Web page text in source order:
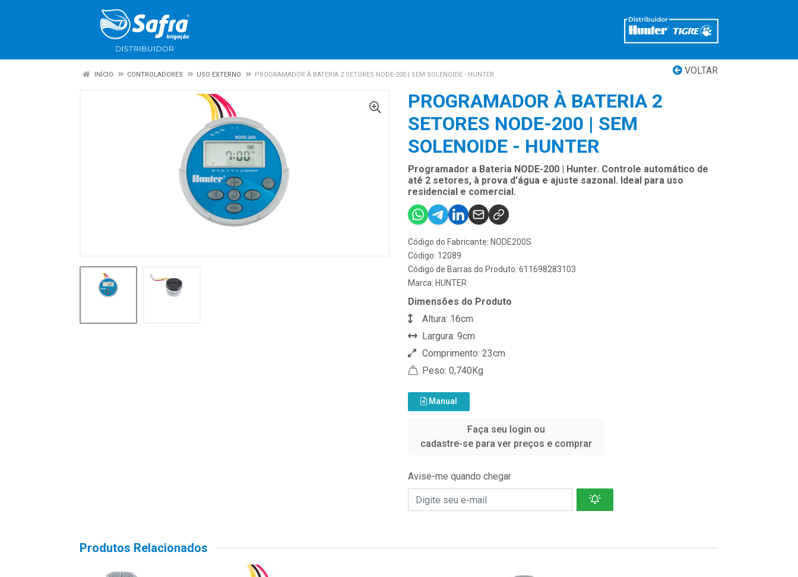
VOLTAR
INÍCIO CONTROLADORES USO EXTERNO PROGRAMADOR À BATERIA 2 SETORES NODE-200 | SEM SOLENOIDE - HUNTER
PROGRAMADOR À BATERIA 2
SETORES NODE-200 | SEM
SOLENOIDE - HUNTER
Programador a Bateria NODE-200 | Hunter. Controle automático de
até 2 setores, à prova d'água e ajuste sazonal. Ideal para uso
residencial e comercial.
Código do Fabricante: NODE200S
Código: 12089
Código de Barras do Produto: 611698283103
Marca: HUNTER
Dimensões do Produto
Altura: 16cm
Largura: 9cm
Comprimento: 23cm
Peso: 0,740Kg
Manual
Faça seu login ou
cadastre-se para ver preços e comprar
Avise-me quando chegar
Produtos Relacionados